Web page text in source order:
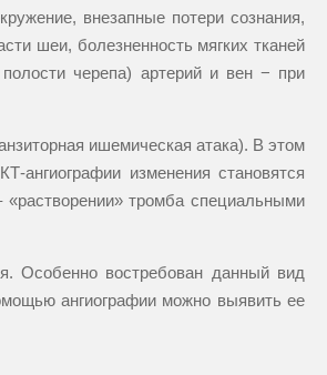
внезапные потери сознания,
шеи, болезненность мягких тканей
черепа) артерий и вен − при
ишемическая атака). В этом
ангиографии изменения становятся
тромба специальными
Особенно востребован данный вид
ангиографии можно выявить ее